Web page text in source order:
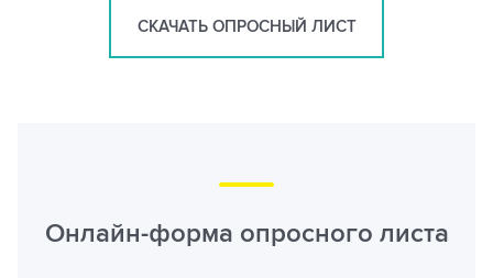
СКАЧАТЬ ОПРОСНЫЙ ЛИСТ
Онлайн-форма опросного листа